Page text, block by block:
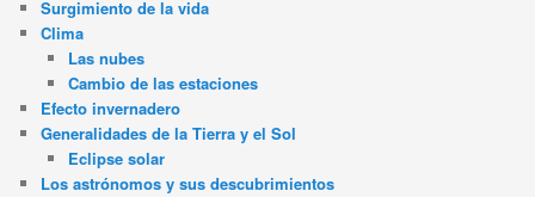
Surgimiento de la vida
Clima
Las nubes
Cambio de las estaciones
Efecto invernadero
Generalidades de la Tierra y el Sol
Eclipse solar
Los astrónomos y sus descubrimientos